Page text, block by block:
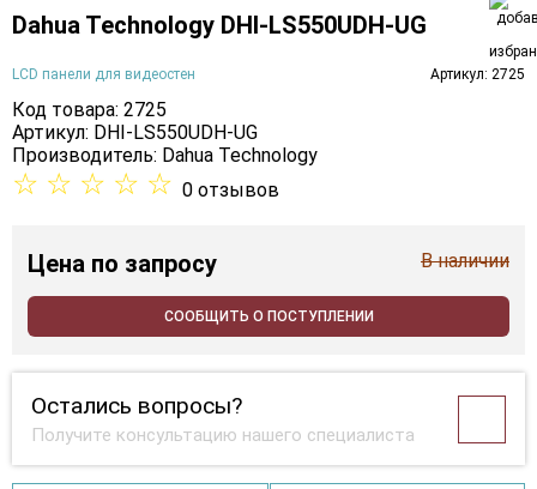
Dahua Technology DHI-LS550UDH-UG
LCD панели для видеостен Артикул: 2725
Код товара: 2725
Артикул: DHI-LS550UDH-UG
Производитель: Dahua Technology
☆ ☆ ☆ ☆ ☆ 0 отзывов
Цена по запросу В наличии
СООБЩИТЬ О ПОСТУПЛЕНИИ
Остались вопросы?
Получите консультацию нашего специалиста